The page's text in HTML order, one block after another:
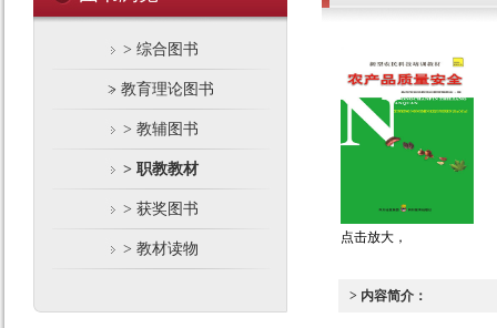
> 综合图书
> 教育理论图书
> 教辅图书
> 职教教材
> 获奖图书
> 教材读物
点击放大，
> 内容简介：